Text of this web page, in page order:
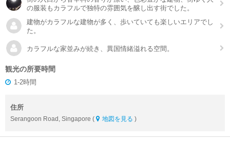
の服装もカラフルで独特の雰囲気を醸し出す街でした。
建物がカラフルな建物が多く、歩いていても楽しいエリアでし
た。
カラフルな家並みが続き、異国情緒溢れる空間。
観光の所要時間
1-2時間
住所
Serangoon Road, Singapore ( 地図を見る )